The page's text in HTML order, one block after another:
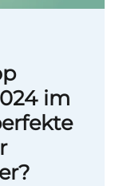
im